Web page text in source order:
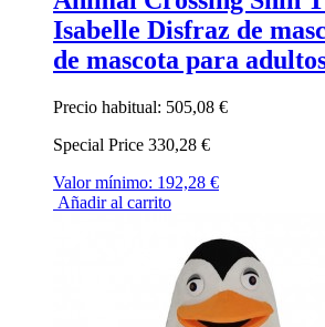
Isabelle Disfraz de
de mascota para
Precio habitual: 505,08 €
Special Price 330,28 €
Valor mínimo: 192,28 €
Añadir al carrito